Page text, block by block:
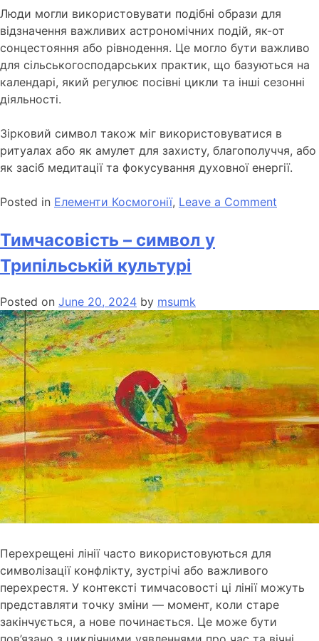
Люди могли використовувати подібні образи для
відзначення важливих астрономічних подій, як-от
сонцестояння або рівнодення. Це могло бути важливо
для сільськогосподарських практик, що базуються на
календарі, який регулює посівні цикли та інші сезонні
діяльності.
Зірковий символ також міг використовуватися в
ритуалах або як амулет для захисту, благополуччя, або
як засіб медитації та фокусування духовної енергії.
Posted in Елементи Космогонії, Leave a Comment
Тимчасовість – символ у
Трипільській культурі
Posted on June 20, 2024 by msumk
Перехрещені лінії часто використовуються для
символізації конфлікту, зустрічі або важливого
перехрестя. У контексті тимчасовості ці лінії можуть
представляти точку зміни — момент, коли старе
закінчується, а нове починається. Це може бути